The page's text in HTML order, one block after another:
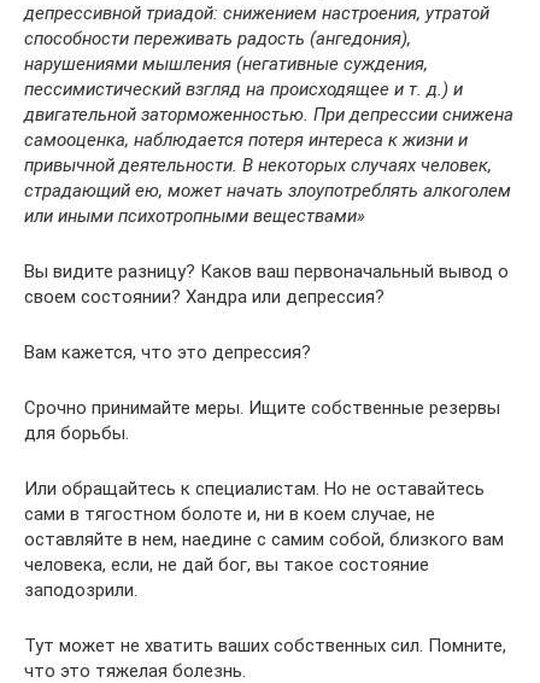
депрессивной триадой: снижением настроения, утратой
способности переживать радость (ангедония),
нарушениями мышления (негативные суждения,
пессимистический взгляд на происходящее и т. д.) и
двигательной заторможенностью. При депрессии снижена
самооценка, наблюдается потеря интереса к жизни и
привычной деятельности. В некоторых случаях человек,
страдающий ею, может начать злоупотреблять алкоголем
или иными психотропными веществами»
Вы видите разницу? Каков ваш первоначальный вывод о
своем состоянии? Хандра или депрессия?
Вам кажется, что это депрессия?
Срочно принимайте меры. Ищите собственные резервы
для борьбы.
Или обращайтесь к специалистам. Но не оставайтесь
сами в тягостном болоте и, ни в коем случае, не
оставляйте в нем, наедине с самим собой, близкого вам
человека, если, не дай бог, вы такое состояние
заподозрили.
Тут может не хватить ваших собственных сил. Помните,
что это тяжелая болезнь.